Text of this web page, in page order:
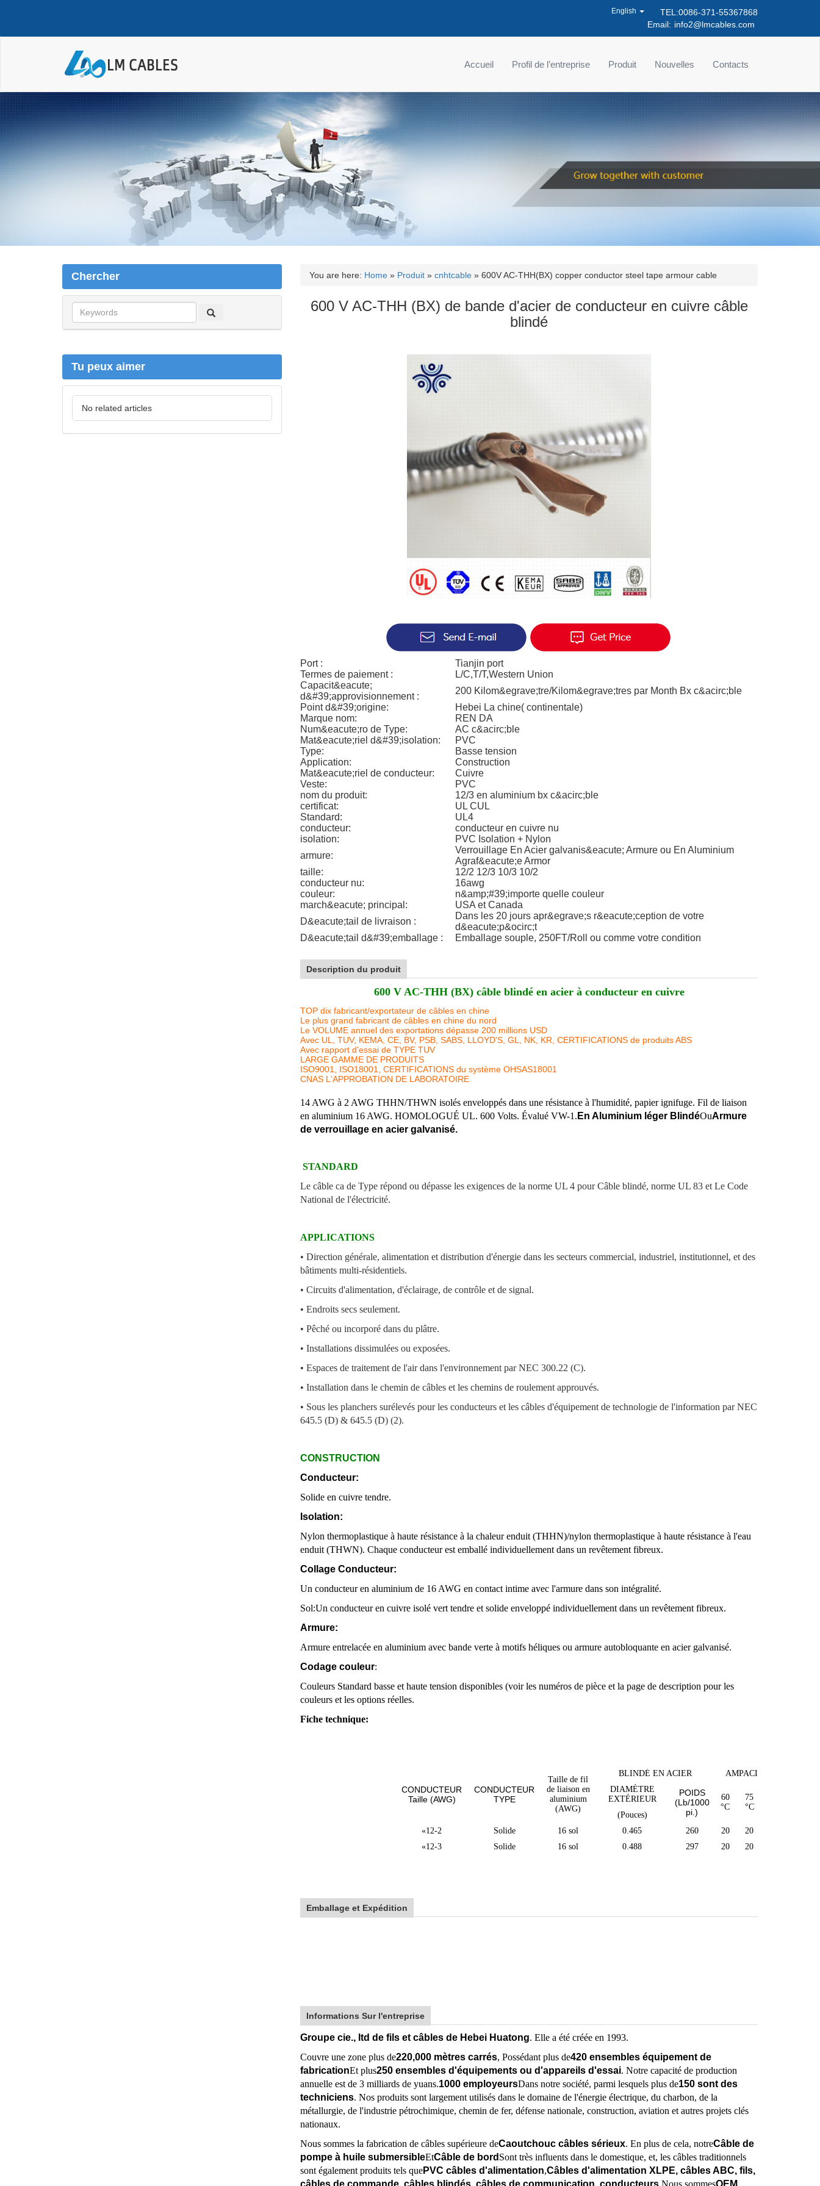
TEL:0086-371-55367868
Email: info2@lmcables.com
English
Accueil Profil de l’entreprise Produit Nouvelles Contacts
You are here: Home » Produit » cnhtcable » 600V AC-THH(BX) copper conductor steel tape armour cable
600 V AC-THH (BX) de bande d'acier de conducteur en cuivre câble
blindé
Port :
Tianjin port
Termes de paiement :
L/C,T/T,Western Union
Capacit&eacute;
d&#39;approvisionnement :
200 Kilom&egrave;tre/Kilom&egrave;tres par Month Bx c&acirc;ble
Point d&#39;origine:
Hebei La chine( continentale)
Marque nom:
REN DA
Num&eacute;ro de Type:
AC c&acirc;ble
Mat&eacute;riel d&#39;isolation:
PVC
Type:
Basse tension
Application:
Construction
Mat&eacute;riel de conducteur:
Cuivre
Veste:
PVC
nom du produit:
12/3 en aluminium bx c&acirc;ble
certificat:
UL CUL
Standard:
UL4
conducteur:
conducteur en cuivre nu
isolation:
PVC Isolation + Nylon
armure:
Verrouillage En Acier galvanis&eacute; Armure ou En Aluminium
Agraf&eacute;e Armor
taille:
12/2 12/3 10/3 10/2
conducteur nu:
16awg
couleur:
n&amp;#39;importe quelle couleur
march&eacute; principal:
USA et Canada
D&eacute;tail de livraison :
Dans les 20 jours apr&egrave;s r&eacute;ception de votre
d&eacute;p&ocirc;t
D&eacute;tail d&#39;emballage :
Emballage souple, 250FT/Roll ou comme votre condition
Description du produit
600 V AC-THH (BX) câble blindé en acier à conducteur en cuivre
TOP dix fabricant/exportateur de câbles en chine
Le plus grand fabricant de câbles en chine du nord
Le VOLUME annuel des exportations dépasse 200 millions USD
Avec UL, TUV, KEMA, CE, BV, PSB, SABS, LLOYD'S, GL, NK, KR, CERTIFICATIONS de produits ABS
Avec rapport d'essai de TYPE TUV
LARGE GAMME DE PRODUITS
ISO9001, ISO18001, CERTIFICATIONS du système OHSAS18001
CNAS L'APPROBATION DE LABORATOIRE
14 AWG à 2 AWG THHN/THWN isolés enveloppés dans une résistance à l'humidité, papier ignifuge. Fil de liaison
en aluminium 16 AWG. HOMOLOGUÉ UL. 600 Volts. Évalué VW-1. En Aluminium léger BlindéOuArmure
de verrouillage en acier galvanisé.
STANDARD
Le câble ca de Type répond ou dépasse les exigences de la norme UL 4 pour Câble blindé, norme UL 83 et Le Code
National de l'électricité.
APPLICATIONS
• Direction générale, alimentation et distribution d'énergie dans les secteurs commercial, industriel, institutionnel, et des
bâtiments multi-résidentiels.
• Circuits d'alimentation, d'éclairage, de contrôle et de signal.
• Endroits secs seulement.
• Pêché ou incorporé dans du plâtre.
• Installations dissimulées ou exposées.
• Espaces de traitement de l'air dans l'environnement par NEC 300.22 (C).
• Installation dans le chemin de câbles et les chemins de roulement approuvés.
• Sous les planchers surélevés pour les conducteurs et les câbles d'équipement de technologie de l'information par NEC
645.5 (D) & 645.5 (D) (2).
CONSTRUCTION
Conducteur:
Solide en cuivre tendre.
Isolation:
Nylon thermoplastique à haute résistance à la chaleur enduit (THHN)/nylon thermoplastique à haute résistance à l'eau
enduit (THWN). Chaque conducteur est emballé individuellement dans un revêtement fibreux.
Collage Conducteur:
Un conducteur en aluminium de 16 AWG en contact intime avec l'armure dans son intégralité.
Sol:Un conducteur en cuivre isolé vert tendre et solide enveloppé individuellement dans un revêtement fibreux.
Armure:
Armure entrelacée en aluminium avec bande verte à motifs héliques ou armure autobloquante en acier galvanisé.
Codage couleur:
Couleurs Standard basse et haute tension disponibles (voir les numéros de pièce et la page de description pour les
couleurs et les options réelles.
Fiche technique:
CONDUCTEUR
Taille (AWG)
CONDUCTEUR
TYPE
Taille de fil
de liaison en
aluminium
(AWG)
BLINDÉ EN ACIER
AMPACITÉS
DIAMÈTRE
EXTÉRIEUR
(Pouces)
POIDS
(Lb/1000
pi.)
60
°C
75
°C
«12-2 Solide 16 sol 0.465 260 20 20
«12-3
Solide 16 sol 0.488 297 20 20
Emballage et Expédition
Informations Sur l'entreprise
Groupe cie., ltd de fils et câbles de Hebei Huatong. Elle a été créée en 1993.
Couvre une zone plus de220,000 mètres carrés, Possédant plus de420 ensembles équipement de
fabricationEt plus250 ensembles d'équipements ou d'appareils d'essai. Notre capacité de production
annuelle est de 3 milliards de yuans.1000 employeursDans notre société, parmi lesquels plus de150 sont des
techniciens. Nos produits sont largement utilisés dans le domaine de l'énergie électrique, du charbon, de la
métallurgie, de l'industrie pétrochimique, chemin de fer, défense nationale, construction, aviation et autres projets clés
nationaux.
Nous sommes la fabrication de câbles supérieure deCaoutchouc câbles sérieux. En plus de cela, notreCâble de
pompe à huile submersibleEtCâble de bord Sont très influents dans le domestique, et, les câbles traditionnels
sont également produits tels quePVC câbles d'alimentation,Câbles d'alimentation XLPE, câbles ABC, fils,
câbles de commande, câbles blindés, câbles de communication, conducteurs. Nous sommesOEM
Chercher
h
e
c
h
e
Tu peux aimer
No related articles